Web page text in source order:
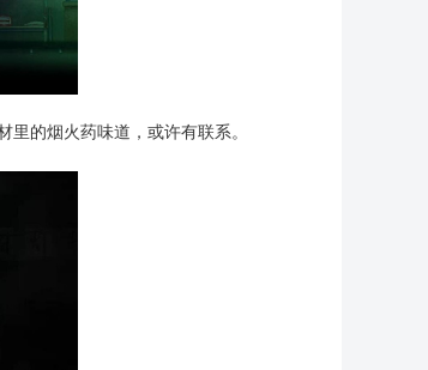
的烟火药味道，或许有联系。